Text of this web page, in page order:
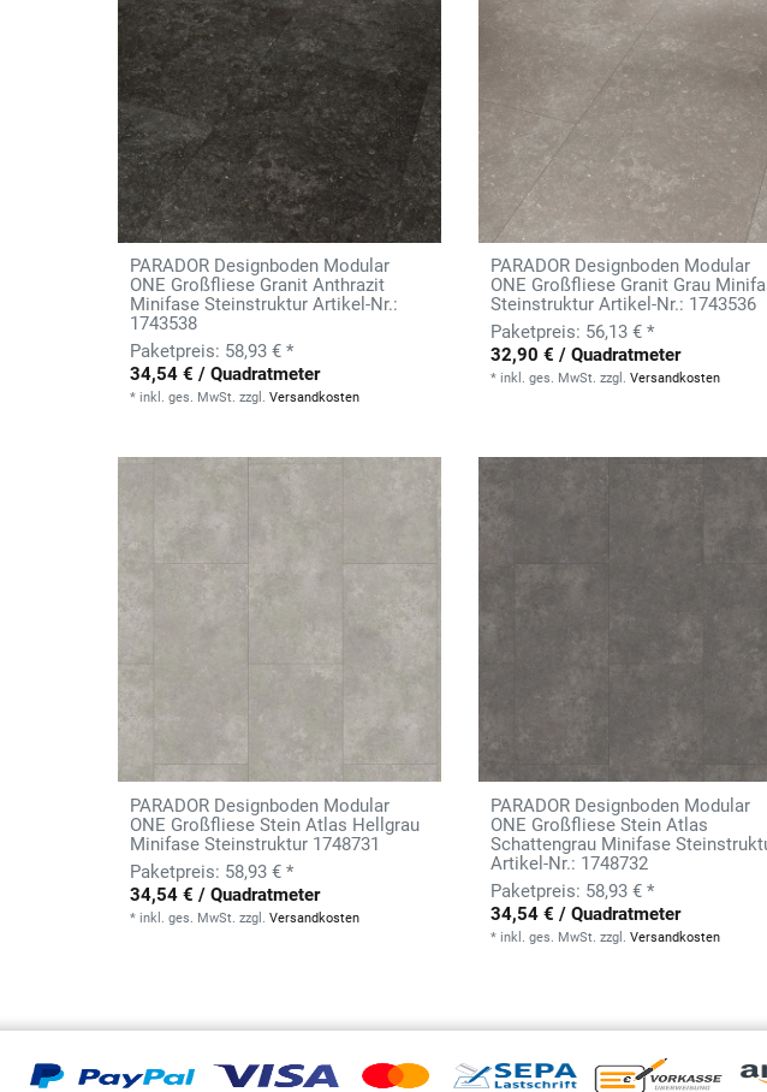
PARADOR Designboden Modular
ONE Großfliese Granit Anthrazit
Minifase Steinstruktur Artikel-Nr.:
1743538
58,93 € *
34,54 € / Quadratmeter
* inkl. ges. MwSt. zzgl.Versandkosten
PARADOR Designboden Modular
ONE Großfliese Granit Grau
Steinstruktur Artikel-Nr.: 1743536
56,13 € *
32,90 € / Quadratmeter
* inkl. ges. MwSt. zzgl.Versandkosten
PARADOR Designboden Modular
ONE Großfliese Stein Atlas Hellgrau
Minifase Steinstruktur 1748731
58,93 € *
34,54 € / Quadratmeter
* inkl. ges. MwSt. zzgl.Versandkosten
PARADOR Designboden Modular
ONE Großfliese Stein Atlas
Schattengrau Minifase
Artikel-Nr.: 1748732
58,93 € *
34,54 € / Quadratmeter
* inkl. ges. MwSt. zzgl.Versandkosten